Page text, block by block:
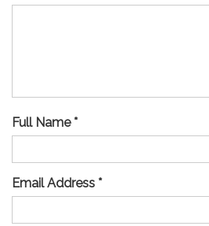
Full Name *
Email Address *